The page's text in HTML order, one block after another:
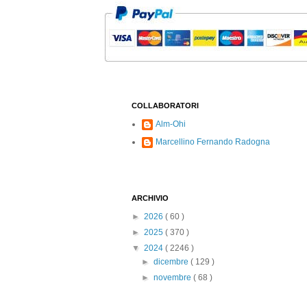
COLLABORATORI
Alm-Ohi
Marcellino Fernando Radogna
ARCHIVIO
► 2026 ( 60 )
► 2025 ( 370 )
▼ 2024 ( 2246 )
►dicembre( 129 )
►novembre( 68 )